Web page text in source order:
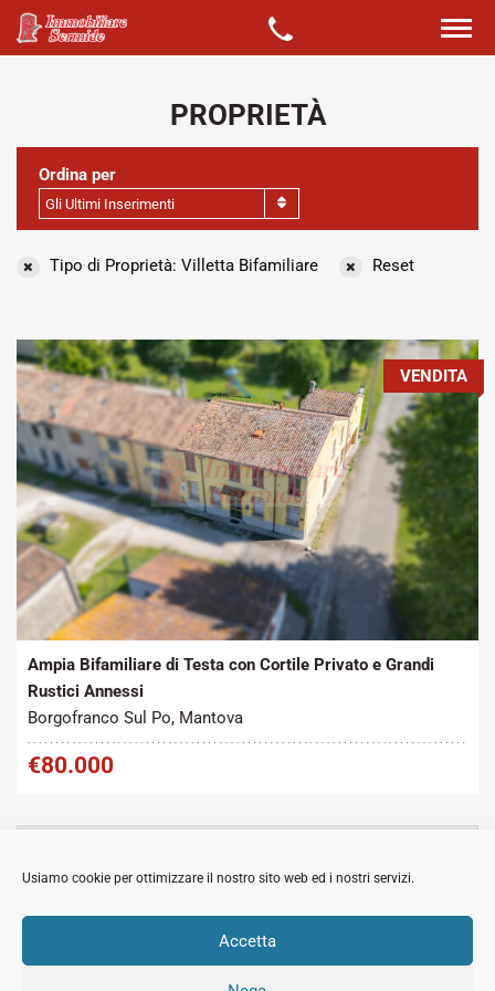
Usiamo cookie per ottimizzare il nostro sito web ed i nostri servizi.
Accetta
PROPRIETÀ
Ordina per
Gli Ultimi Inserimenti
Tipo di Proprietà: Villetta Bifamiliare Reset
Tipo contratto:
Vendita
Metratura Commerciale:
280 m
VENDITA
Ampia Bifamiliare di Testa con Cortile Privato e Grandi
Rustici Annessi
Borgofranco Sul Po, Mantova
€80.000
MOSTRA ARTICOLI RECENTI